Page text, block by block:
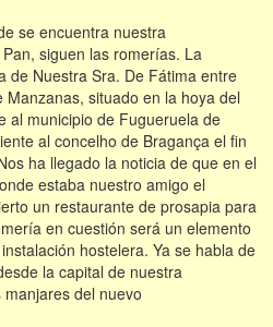
se encuentra nuestra
siguen las romerías. La
de Nuestra Sra. De Fátima entre
situado en la hoya del
al municipio de Fugueruela de
al concelho de Bragança el fin
ha llegado la noticia de que en el
estaba nuestro amigo el
un restaurante de prosapia para
en cuestión será un elemento
hostelera. Ya se habla de
la capital de nuestra
del nuevo